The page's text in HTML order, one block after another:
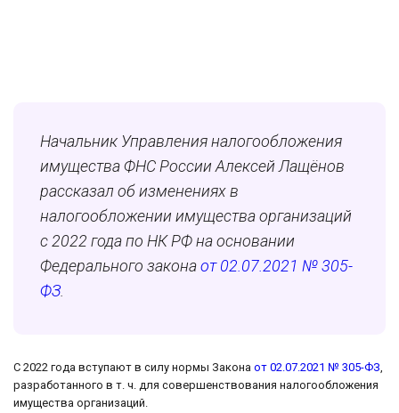
Начальник Управления налогообложения
имущества ФНС России Алексей Лащёнов
рассказал об изменениях в
налогообложении имущества организаций
с 2022 года по НК РФ на основании
Федерального законаот 02.07.2021 № 305-
ФЗ.
С 2022 года вступают в силу нормы Закона от 02.07.2021 № 305-ФЗ,
разработанного в т. ч. для совершенствования налогообложения
имущества организаций.